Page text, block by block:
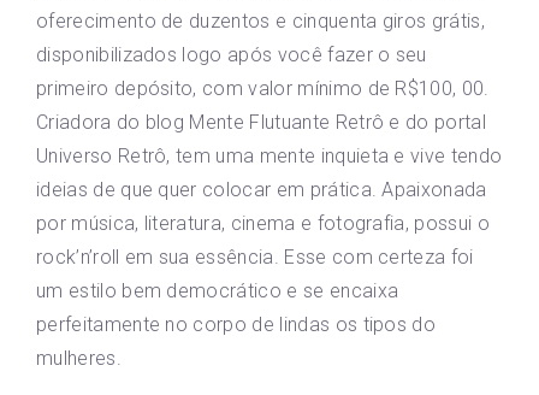
oferecimento de duzentos e cinquenta giros grátis,
disponibilizados logo após você fazer o seu
primeiro depósito, com valor mínimo de R$100, 00.
Criadora do blog Mente Flutuante Retrô e do portal
Universo Retrô, tem uma mente inquieta e vive tendo
ideias de que quer colocar em prática. Apaixonada
por música, literatura, cinema e fotografia, possui o
rock’n’roll em sua essência. Esse com certeza foi
um estilo bem democrático e se encaixa
perfeitamente no corpo de lindas os tipos do
mulheres.